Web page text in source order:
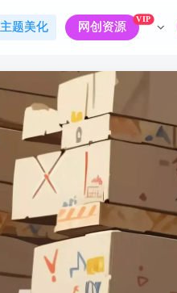
主题美化 网创资源
VIP